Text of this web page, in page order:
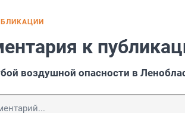
к
воздушной опасности в